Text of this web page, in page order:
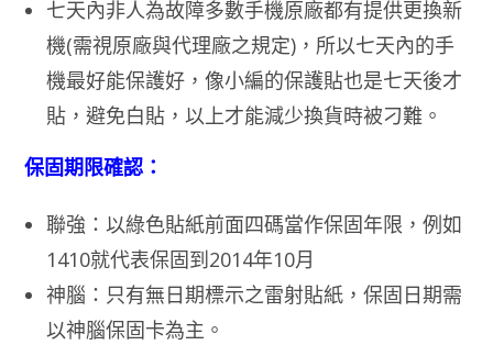
七天內非人為故障多數手機原廠都有提供更換新
機(需視原廠與代理廠之規定)，所以七天內的手
機最好能保護好，像小編的保護貼也是七天後才
貼，避免白貼，以上才能減少換貨時被刁難。
保固期限確認：
聯強：以綠色貼紙前面四碼當作保固年限，例如
1410就代表保固到2014年10月
神腦：只有無日期標示之雷射貼紙，保固日期需
以神腦保固卡為主。